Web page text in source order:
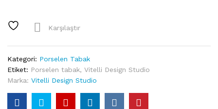
27
Porselen
Tabak
quantity
Karşılaştır
Kategori: Porselen Tabak
Etiket: Porselen tabak, Vitelli Design Studio
Marka: Vitelli Design Studio